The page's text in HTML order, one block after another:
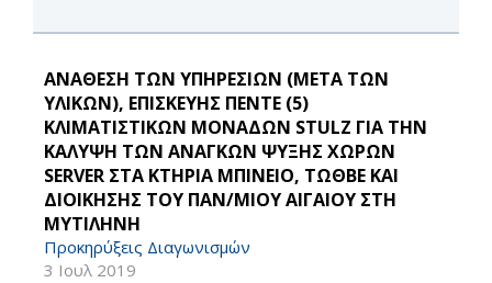
ΑΝΑΘΕΣΗ ΤΩΝ ΥΠΗΡΕΣΙΩΝ (ΜΕΤΑ ΤΩΝ
ΥΛΙΚΩΝ), ΕΠΙΣΚΕΥΗΣ ΠΕΝΤΕ (5)
ΚΛΙΜΑΤΙΣΤΙΚΩΝ ΜΟΝΑΔΩΝ STULZ ΓΙΑ ΤΗΝ
ΚΑΛΥΨΗ ΤΩΝ ΑΝΑΓΚΩΝ ΨΥΞΗΣ ΧΩΡΩΝ
SERVER ΣΤΑ ΚΤΗΡΙΑ ΜΠΙΝΕΙΟ, ΤΩΘΒΕ ΚΑΙ
ΔΙΟΙΚΗΣΗΣ ΤΟΥ ΠΑΝ/ΜΙΟΥ ΑΙΓΑΙΟΥ ΣΤΗ
ΜΥΤΙΛΗΝΗ
Προκηρύξεις Διαγωνισμών
3 Ιουλ 2019